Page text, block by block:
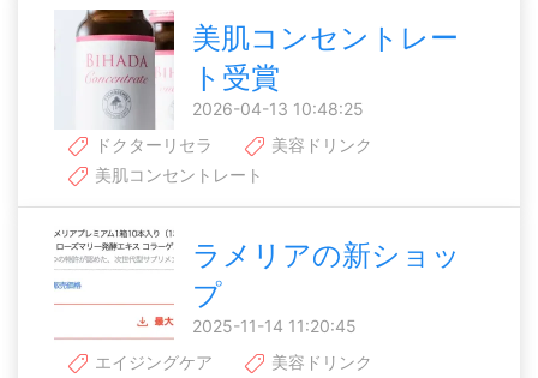
美肌コンセントレー
ト受賞
2026-04-13 10:48:25
ドクターリセラ
美容ドリンク
美肌コンセントレート
ラメリアの新ショッ
プ
2025-11-14 11:20:45
エイジングケア
美容ドリンク